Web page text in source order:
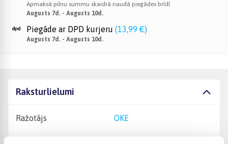
Apmaksā pilnu summu skaidrā naudā piegādes brīdī.
Augusts 7d. - Augusts 10d.
Piegāde ar DPD kurjeru (13,99 €)
Augusts 7d. - Augusts 10d.
Raksturlielumi
Ražotājs OKE